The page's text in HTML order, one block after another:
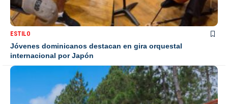
ESTILO
Jóvenes dominicanos destacan en gira orquestal
internacional por Japón